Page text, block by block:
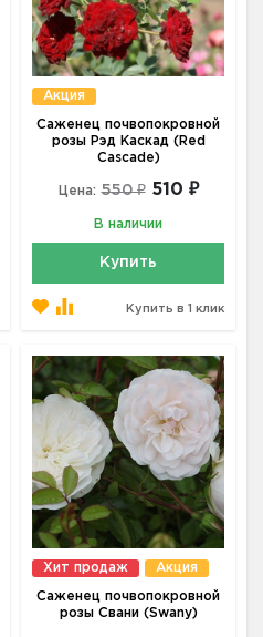
Акция
Саженец почвопокровной
розы Рэд Каскад (Red
Cascade)
Цена: 550 ₽ 510 ₽
В наличии
Купить
Купить в 1 клик
Хит продаж Акция
Саженец почвопокровной
розы Свани (Swany)